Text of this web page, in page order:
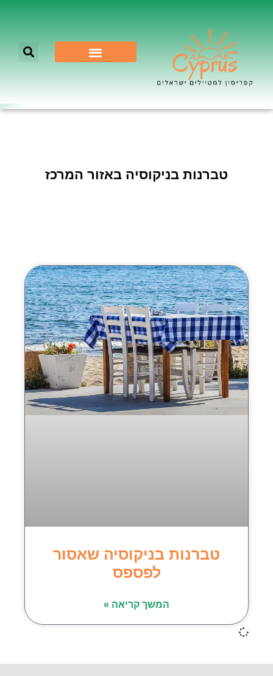
טברנות בניקוסיה באזור המרכז
טברנות בניקוסיה שאסור
לפספס
המשך קריאה »